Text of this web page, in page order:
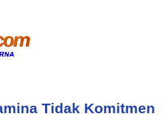
Tidak Komitmen